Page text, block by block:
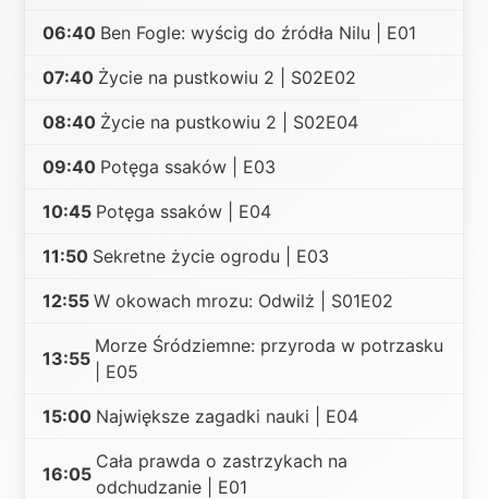
06:40 Ben Fogle: wyścig do źródła Nilu | E01
07:40 Życie na pustkowiu 2 | S02E02
08:40 Życie na pustkowiu 2 | S02E04
09:40 Potęga ssaków | E03
10:45 Potęga ssaków | E04
11:50 Sekretne życie ogrodu | E03
12:55 W okowach mrozu: Odwilż | S01E02
13:55
Morze Śródziemne: przyroda w potrzasku
| E05
15:00 Największe zagadki nauki | E04
16:05
Cała prawda o zastrzykach na
odchudzanie | E01